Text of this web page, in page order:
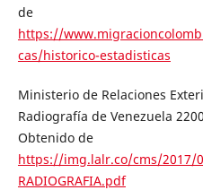
de
https://
cas/historico-estadisticas
Ministerio de Relaciones
Radiografía de Venezuela
Obtenido de
https://img.lalr.co/cms/2017/
RADIOGRAFIA.pdf